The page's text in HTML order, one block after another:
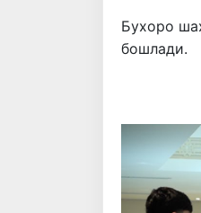
Бухоро
бошлади.